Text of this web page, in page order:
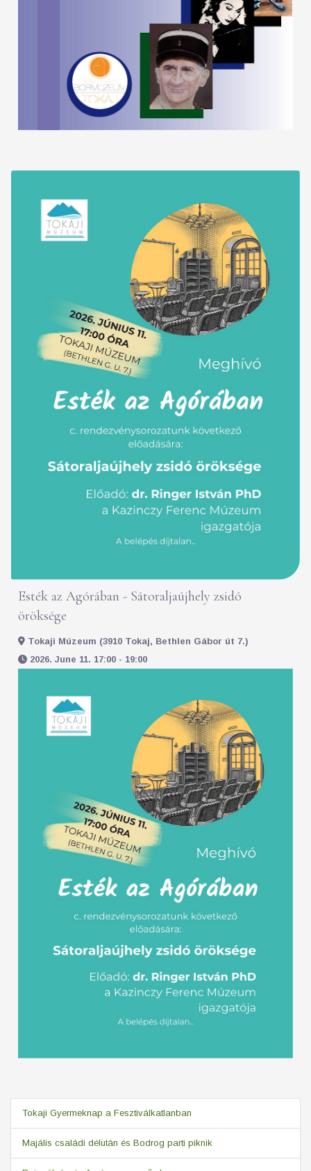
Esték az Agórában - Sátoraljaújhely zsidó
öröksége
Tokaji Múzeum (3910 Tokaj, Bethlen Gábor út 7.)
2026. June 11. 17:00 - 19:00
Tokaji Gyermeknap a Fesztiválkatlanban
Majális családi délután és Bodrog parti piknik